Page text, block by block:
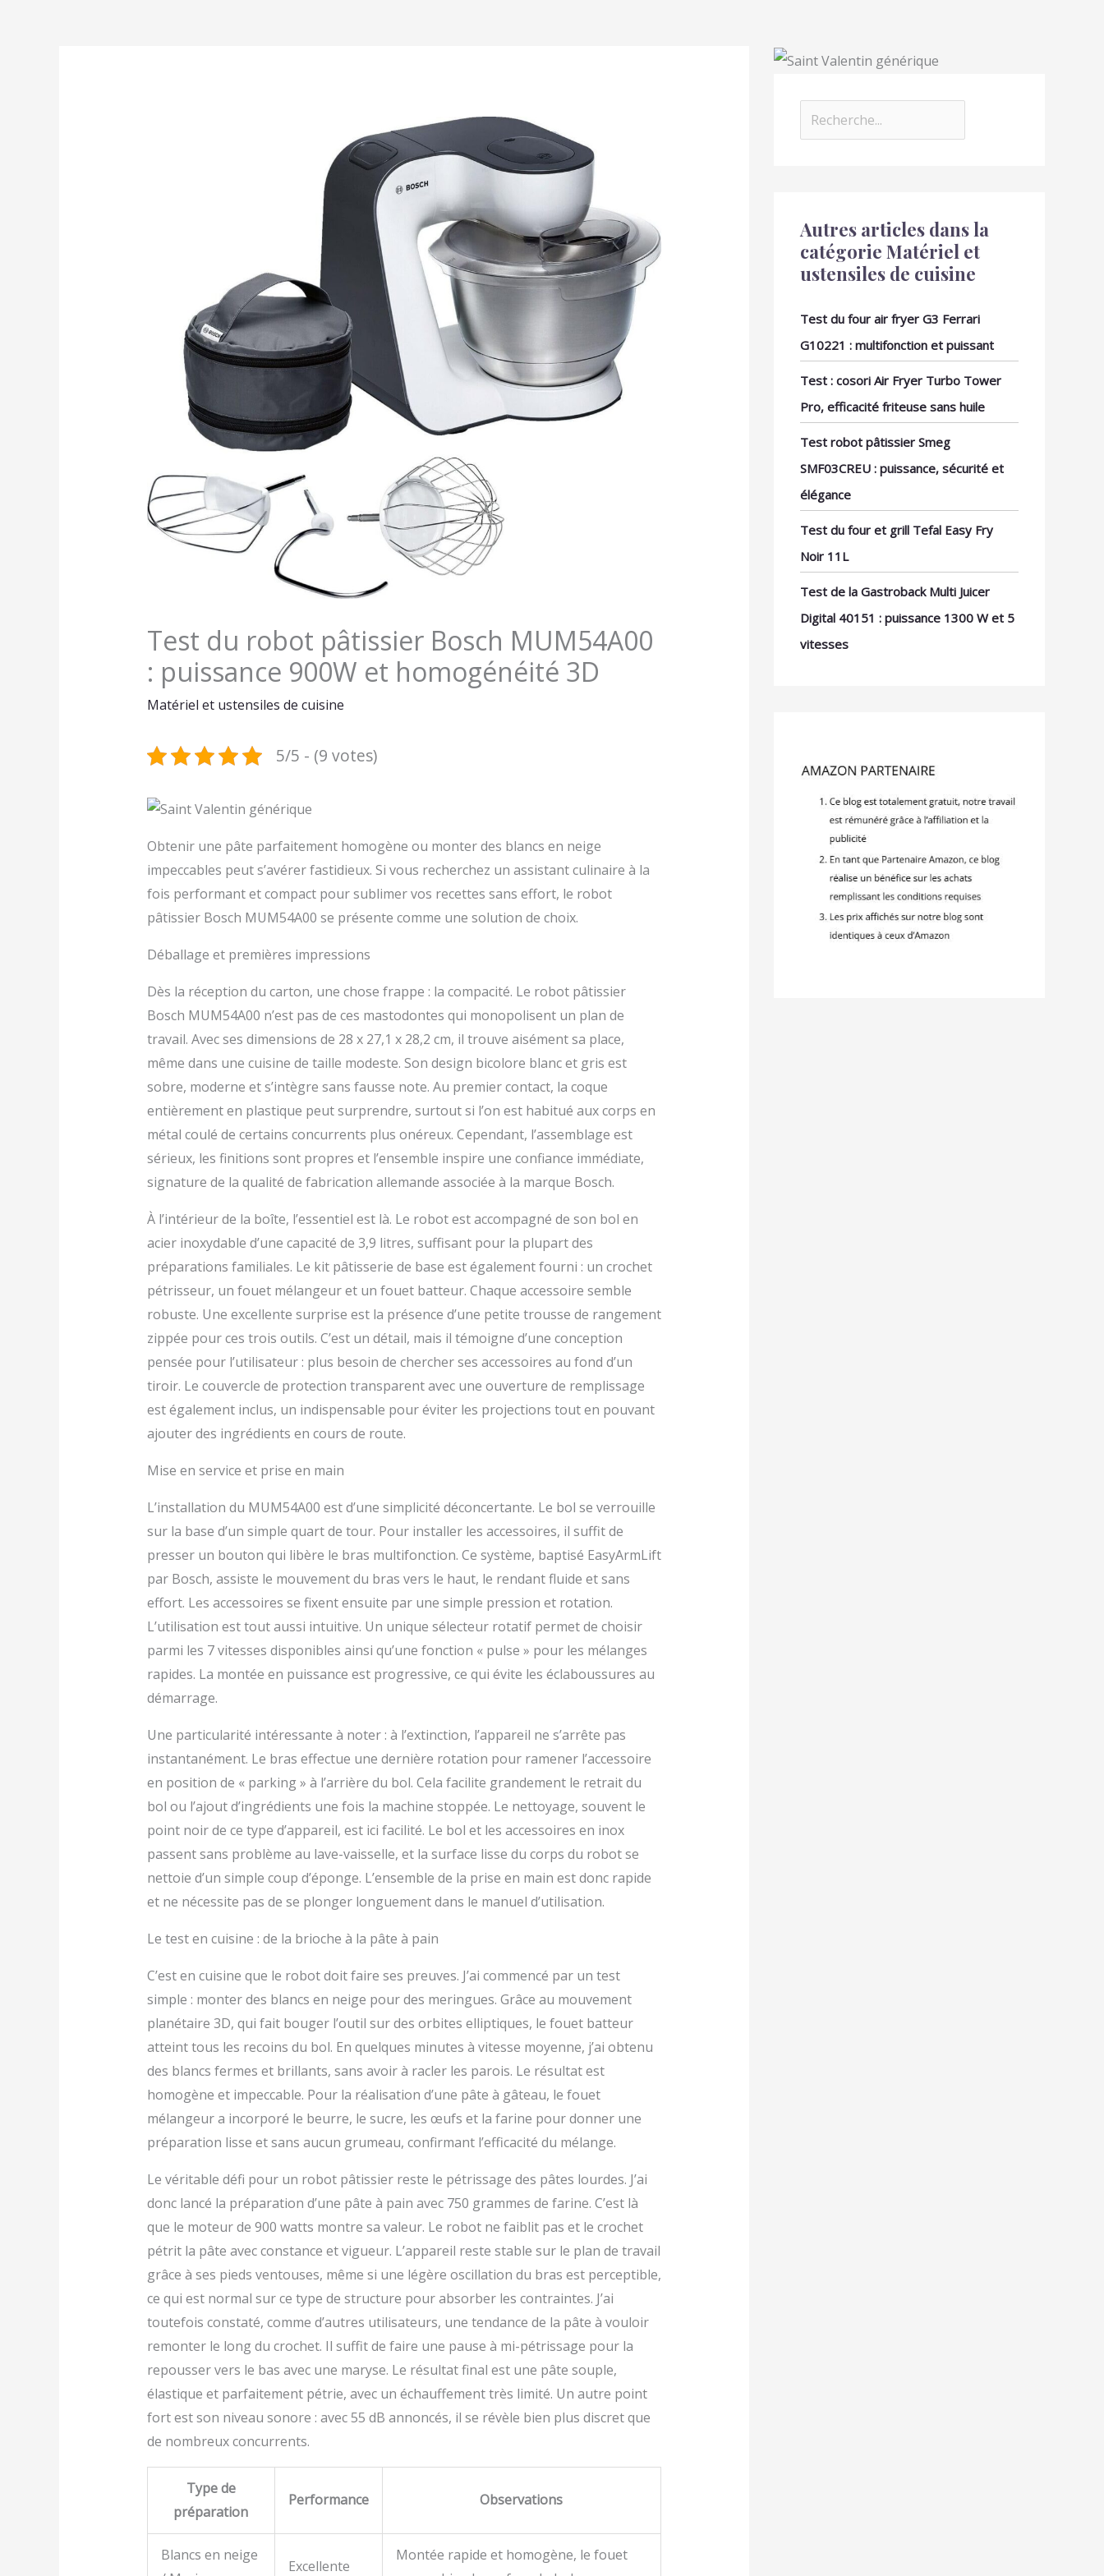
Test du robot pâtissier Bosch MUM54A00
: puissance 900W et homogénéité 3D
Matériel et ustensiles de cuisine
5/5 - (9 votes)
Obtenir une pâte parfaitement homogène ou monter des blancs en neige
impeccables peut s’avérer fastidieux. Si vous recherchez un assistant culinaire à la
fois performant et compact pour sublimer vos recettes sans effort, le robot
pâtissier Bosch MUM54A00 se présente comme une solution de choix.
Déballage et premières impressions
Dès la réception du carton, une chose frappe : la compacité. Le robot pâtissier
Bosch MUM54A00 n’est pas de ces mastodontes qui monopolisent un plan de
travail. Avec ses dimensions de 28 x 27,1 x 28,2 cm, il trouve aisément sa place,
même dans une cuisine de taille modeste. Son design bicolore blanc et gris est
sobre, moderne et s’intègre sans fausse note. Au premier contact, la coque
entièrement en plastique peut surprendre, surtout si l’on est habitué aux corps en
métal coulé de certains concurrents plus onéreux. Cependant, l’assemblage est
sérieux, les finitions sont propres et l’ensemble inspire une confiance immédiate,
signature de la qualité de fabrication allemande associée à la marque Bosch.
À l’intérieur de la boîte, l’essentiel est là. Le robot est accompagné de son bol en
acier inoxydable d’une capacité de 3,9 litres, suffisant pour la plupart des
préparations familiales. Le kit pâtisserie de base est également fourni : un crochet
pétrisseur, un fouet mélangeur et un fouet batteur. Chaque accessoire semble
robuste. Une excellente surprise est la présence d’une petite trousse de rangement
zippée pour ces trois outils. C’est un détail, mais il témoigne d’une conception
pensée pour l’utilisateur : plus besoin de chercher ses accessoires au fond d’un
tiroir. Le couvercle de protection transparent avec une ouverture de remplissage
est également inclus, un indispensable pour éviter les projections tout en pouvant
ajouter des ingrédients en cours de route.
Mise en service et prise en main
L’installation du MUM54A00 est d’une simplicité déconcertante. Le bol se verrouille
sur la base d’un simple quart de tour. Pour installer les accessoires, il suffit de
presser un bouton qui libère le bras multifonction. Ce système, baptisé EasyArmLift
par Bosch, assiste le mouvement du bras vers le haut, le rendant fluide et sans
effort. Les accessoires se fixent ensuite par une simple pression et rotation.
L’utilisation est tout aussi intuitive. Un unique sélecteur rotatif permet de choisir
parmi les 7 vitesses disponibles ainsi qu’une fonction « pulse » pour les mélanges
rapides. La montée en puissance est progressive, ce qui évite les éclaboussures au
démarrage.
Une particularité intéressante à noter : à l’extinction, l’appareil ne s’arrête pas
instantanément. Le bras effectue une dernière rotation pour ramener l’accessoire
en position de « parking » à l’arrière du bol. Cela facilite grandement le retrait du
bol ou l’ajout d’ingrédients une fois la machine stoppée. Le nettoyage, souvent le
point noir de ce type d’appareil, est ici facilité. Le bol et les accessoires en inox
passent sans problème au lave-vaisselle, et la surface lisse du corps du robot se
nettoie d’un simple coup d’éponge. L’ensemble de la prise en main est donc rapide
et ne nécessite pas de se plonger longuement dans le manuel d’utilisation.
Le test en cuisine : de la brioche à la pâte à pain
C’est en cuisine que le robot doit faire ses preuves. J’ai commencé par un test
simple : monter des blancs en neige pour des meringues. Grâce au mouvement
planétaire 3D, qui fait bouger l’outil sur des orbites elliptiques, le fouet batteur
atteint tous les recoins du bol. En quelques minutes à vitesse moyenne, j’ai obtenu
des blancs fermes et brillants, sans avoir à racler les parois. Le résultat est
homogène et impeccable. Pour la réalisation d’une pâte à gâteau, le fouet
mélangeur a incorporé le beurre, le sucre, les œufs et la farine pour donner une
préparation lisse et sans aucun grumeau, confirmant l’efficacité du mélange.
Le véritable défi pour un robot pâtissier reste le pétrissage des pâtes lourdes. J’ai
donc lancé la préparation d’une pâte à pain avec 750 grammes de farine. C’est là
que le moteur de 900 watts montre sa valeur. Le robot ne faiblit pas et le crochet
pétrit la pâte avec constance et vigueur. L’appareil reste stable sur le plan de travail
grâce à ses pieds ventouses, même si une légère oscillation du bras est perceptible,
ce qui est normal sur ce type de structure pour absorber les contraintes. J’ai
toutefois constaté, comme d’autres utilisateurs, une tendance de la pâte à vouloir
remonter le long du crochet. Il suffit de faire une pause à mi-pétrissage pour la
repousser vers le bas avec une maryse. Le résultat final est une pâte souple,
élastique et parfaitement pétrie, avec un échauffement très limité. Un autre point
fort est son niveau sonore : avec 55 dB annoncés, il se révèle bien plus discret que
de nombreux concurrents.
Type de
préparation
Performance Observations
Blancs en neige
Excellente
Montée rapide et homogène, le fouet
Autres articles dans la
catégorie Matériel et
ustensiles de cuisine
Test du four air fryer G3 Ferrari
G10221 : multifonction et puissant
Test : cosori Air Fryer Turbo Tower
Pro, efficacité friteuse sans huile
Test robot pâtissier Smeg
SMF03CREU : puissance, sécurité et
élégance
Test du four et grill Tefal Easy Fry
Noir 11L
Test de la Gastroback Multi Juicer
Digital 40151 : puissance 1300 W et 5
vitesses